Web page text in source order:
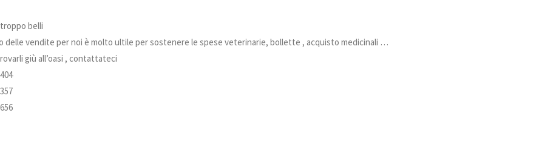
belli
delle vendite per noi è molto ultile per sostenere le spese veterinarie, bollette , acquisto medicinali …
giù all’oasi , contattateci